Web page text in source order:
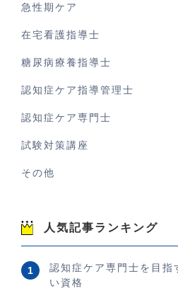
急性期ケア
在宅看護指導士
糖尿病療養指導士
認知症ケア指導管理士
認知症ケア専門士
試験対策講座
その他
人気記事ランキング
認知症ケア専門士を目指
い資格